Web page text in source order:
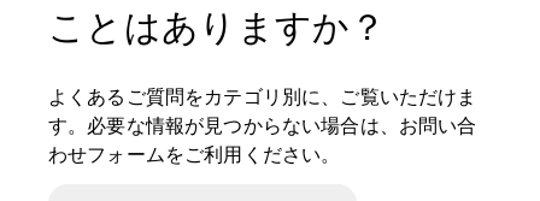
ことはありますか？
よくあるご質問をカテゴリ別に、ご覧いただけま
す。必要な情報が見つからない場合は、お問い合
わせフォームをご利用ください。